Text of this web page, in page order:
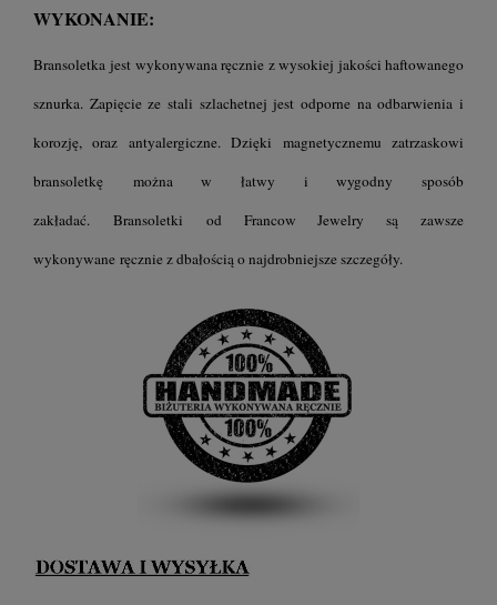
WYKONANIE:
Bransoletka jest wykonywana ręcznie z wysokiej jakości haftowanego
sznurka. Zapięcie ze stali szlachetnej jest odporne na odbarwienia i
korozję, oraz antyalergiczne. Dzięki magnetycznemu zatrzaskowi
bransoletkę można w łatwy i wygodny sposób
zakładać. Bransoletki od Francow Jewelry są zawsze
wykonywane ręcznie z dbałością o najdrobniejsze szczegóły.